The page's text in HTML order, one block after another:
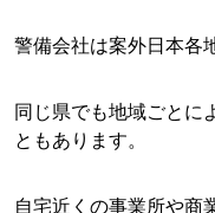
警備会社は案外日本各
同じ県でも地域ごとに
ともあります。
自宅近くの事業所や商